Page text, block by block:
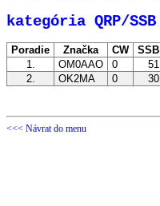
kategória QRP/SSB
Poradie Značka CW SSB
1.
OM0AAO 0 51
2.
OK2MA 0 30
<<< Návrat do menu